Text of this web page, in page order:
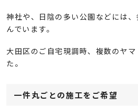
神社や、日陰の多い公園などには
んでいます。
大田区のご自宅現調時、複数のヤ
た。
一件丸ごとの施工をご希望